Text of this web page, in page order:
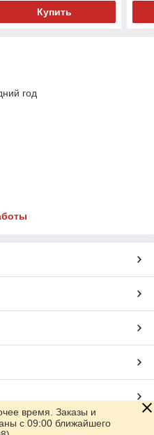
Купить
год
Satu.kz
время. Заказы и
с 09:00 ближайшего